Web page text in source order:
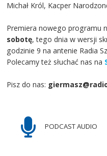
Michał Król, Kacper
Premiera nowego programu
sobotę, tego dnia w wersji
godzinie 9 na antenie Radia
Polecamy też słuchać nas na
Pisz do nas:
PODCAST AUDIO